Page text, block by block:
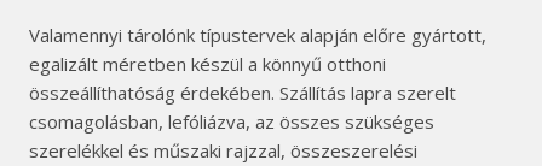
Valamennyi tárolónk típustervek alapján előre gyártott,
egalizált méretben készül a könnyű otthoni
összeállíthatóság érdekében. Szállítás lapra szerelt
csomagolásban, lefóliázva, az összes szükséges
szerelékkel és műszaki rajzzal, összeszerelési